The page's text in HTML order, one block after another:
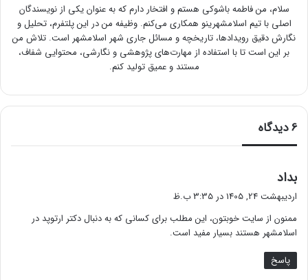
سلام، من فاطمه باشوکی هستم و افتخار دارم که به عنوان یکی از نویسندگان
اصلی با تیم اسلامشهرینو همکاری می‌کنم. وظیفه من در این پلتفرم، تحلیل و
نگارش دقیق رویدادها، تاریخچه و مسائل جاری شهر اسلامشهر است. تلاش من
بر این است تا با استفاده از مهارت‌های پژوهشی و نگارشی، محتوایی شفاف،
مستند و عمیق تولید کنم.
6 دیدگاه
بداد
ف
:
اردیبهشت 24, 1405 در 3:35 ب.ظ
ممنون از سایت خوبتون، این مطلب برای کسانی که به دنبال دکتر ارتوپد در
اسلامشهر هستند بسیار مفید است.
پاسخ